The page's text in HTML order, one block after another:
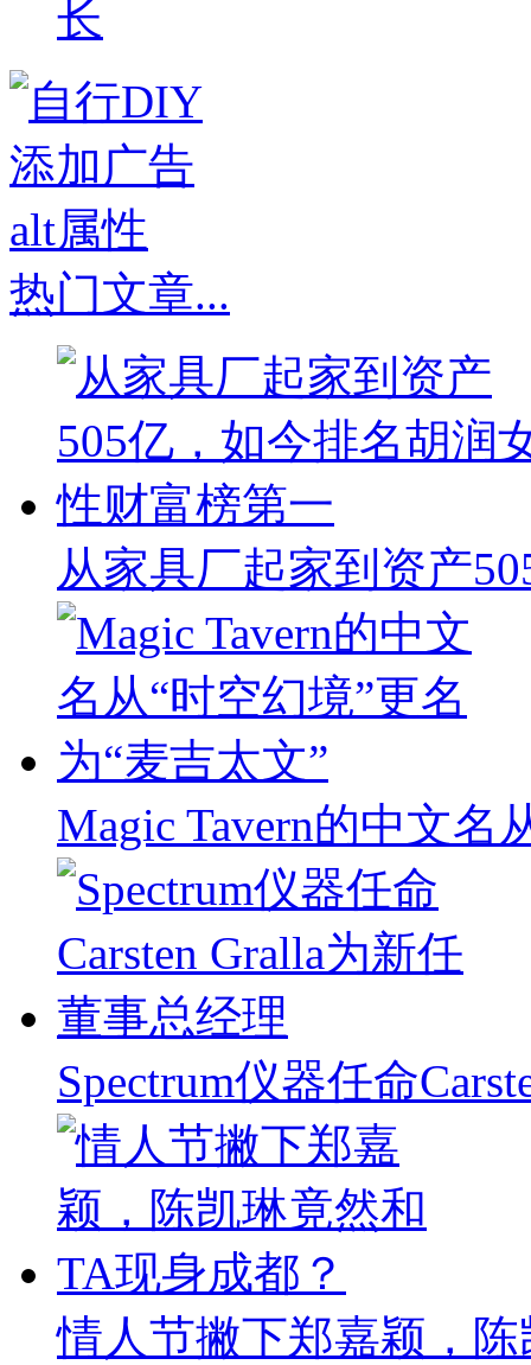
长
热门文章...
从家具厂起家到资产
Magic Tavern的中文名
Spectrum仪器任命
情人节撇下郑嘉颖，